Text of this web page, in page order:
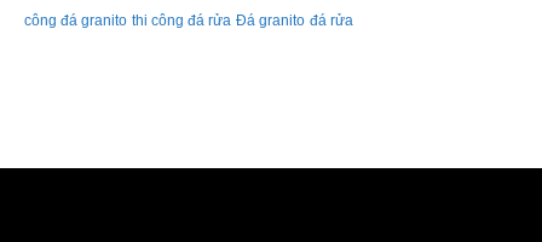
công đá granito thi công đá rửa Đá granito đá rửa